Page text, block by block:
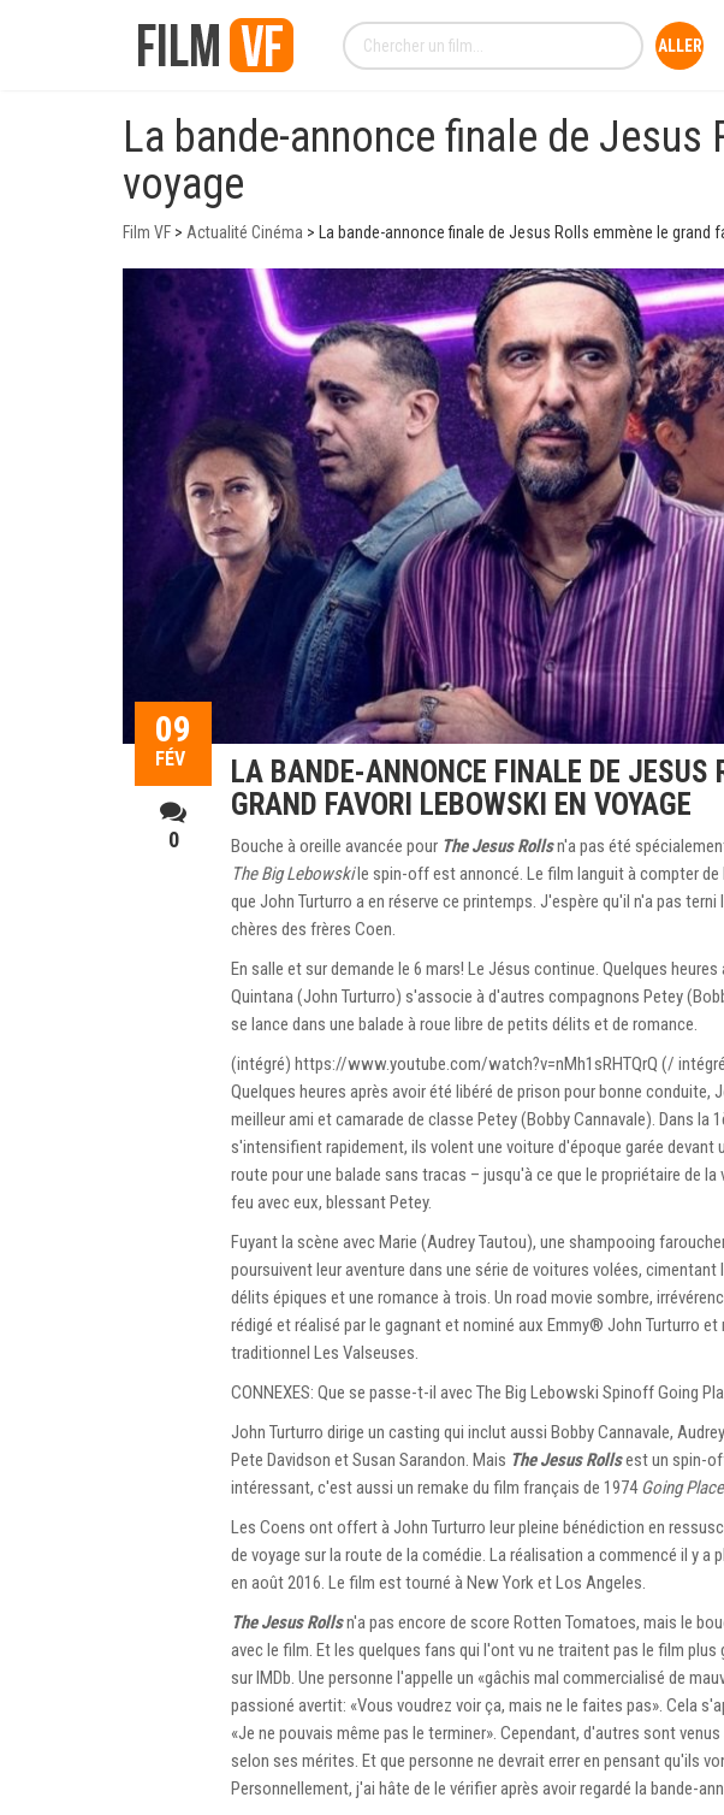
La bande-annonce finale de
voyage
Film VF > Actualité Cinéma > La bande-annonce finale de Jesus Rolls emmène le grand
09
FÉV
0
LA BANDE-ANNONCE FINALE DE JESUS
GRAND FAVORI LEBOWSKI EN VOYAGE
Bouche à oreille avancée pour The Jesus Rollsn'a pas été
The Big Lebowskile spin-off est annoncé. Le film languit à compter
que John Turturro a en réserve ce printemps. J'espère qu'il n'a pas
chères des frères Coen.
En salle et sur demande le 6 mars! Le Jésus continue. Quelques
Quintana (John Turturro) s'associe à d'autres compagnons Petey
se lance dans une balade à roue libre de petits délits et de romance.
(intégré) https://www.youtube.com/watch?v=nMh1sRHTQrQ (/
Quelques heures après avoir été libéré de prison pour bonne conduite,
meilleur ami et camarade de classe Petey (Bobby Cannavale). Dans la
s'intensifient rapidement, ils volent une voiture d'époque garée devant
route pour une balade sans tracas – jusqu'à ce que le propriétaire de
feu avec eux, blessant Petey.
Fuyant la scène avec Marie (Audrey Tautou), une shampooing
poursuivent leur aventure dans une série de voitures volées,
délits épiques et une romance à trois. Un road movie sombre,
rédigé et réalisé par le gagnant et nominé aux Emmy® John Turturro
traditionnel Les Valseuses.
CONNEXES: Que se passe-t-il avec The Big Lebowski Spinoff Going
John Turturro dirige un casting qui inclut aussi Bobby Cannavale,
Pete Davidson et Susan Sarandon. Mais The Jesus Rollsest un spin-
intéressant, c'est aussi un remake du film français de 1974Going
Les Coens ont offert à John Turturro leur pleine bénédiction en
de voyage sur la route de la comédie. La réalisation a commencé il y
en août 2016. Le film est tourné à New York et Los Angeles.
The Jesus Rollsn'a pas encore de score Rotten Tomatoes, mais le
avec le film. Et les quelques fans qui l'ont vu ne traitent pas le film plus
sur IMDb. Une personne l'appelle un «gâchis mal commercialisé de
passioné avertit: «Vous voudrez voir ça, mais ne le faites pas». Cela
«Je ne pouvais même pas le terminer». Cependant, d'autres sont
selon ses mérites. Et que personne ne devrait errer en pensant qu'ils
Personnellement, j'ai hâte de le vérifier après avoir regardé la bande-